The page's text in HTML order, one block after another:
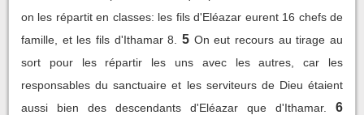
on les répartit en classes: les fils d'Eléazar eurent 16 chefs de
famille, et les fils d'Ithamar 8.
5 On eut recours au tirage au
sort pour les répartir les uns avec les autres, car les
responsables du sanctuaire et les serviteurs de Dieu étaient
aussi bien des descendants d'Eléazar que d'Ithamar.
6